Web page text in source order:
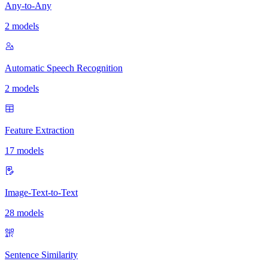
Any-to-Any
2 models
Automatic Speech Recognition
2 models
Feature Extraction
17 models
Image-Text-to-Text
28 models
Sentence Similarity